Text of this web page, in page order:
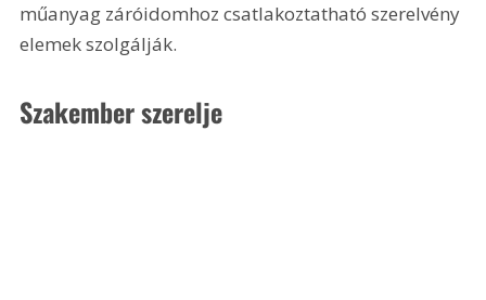
műanyag záróidomhoz csatlakoztatható szerelvény
elemek szolgálják.
Szakember szerelje